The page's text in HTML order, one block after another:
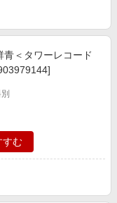
青＜タワーレコード
すむ